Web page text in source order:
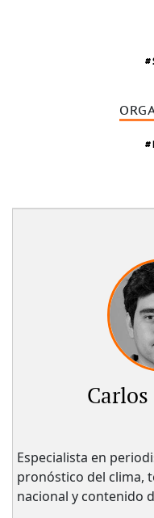
Especialista en
pronóstico del clima,
nacional y contenido